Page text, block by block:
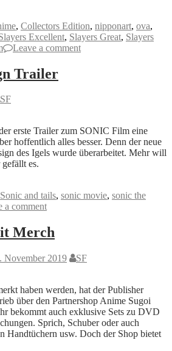
, Collectors Edition, nipponart, ova,
Excellent, Slayers Great, Slayers
Leave a comment
Trailer
SF
erste Trailer zum SONIC Film eine
hoffentlich alles besser. Denn der neue
des Igels wurde überarbeitet. Mehr will
es.
Sonic and tails, sonic movie, sonic the
a comment
Merch
November 2019 SF
haben werden, hat der Publisher
über den Partnershop Anime Sugoi
bekommt auch exklusive Sets zu DVD
Sprich, Schuber oder auch
Handtüchern usw. Doch der Shop bietet